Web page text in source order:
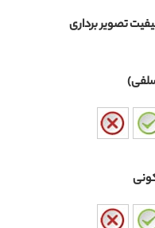
تصویر برداری